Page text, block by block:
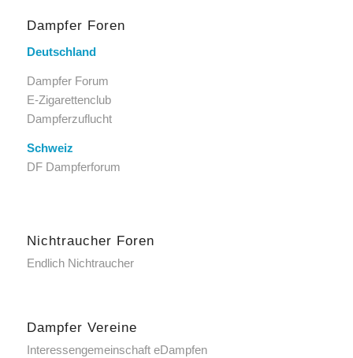
Dampfer Foren
Deutschland
Dampfer Forum
E-Zigarettenclub
Dampferzuflucht
Schweiz
DF Dampferforum
Nichtraucher Foren
Endlich Nichtraucher
Dampfer Vereine
Interessengemeinschaft eDampfen